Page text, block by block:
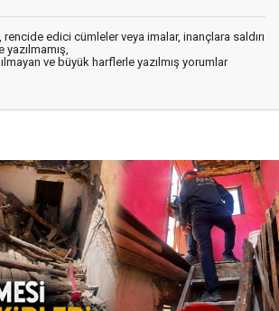
rencide edici cümleler veya imalar, inançlara saldırı
yazılmamış,
ve büyük harflerle yazılmış yorumlar